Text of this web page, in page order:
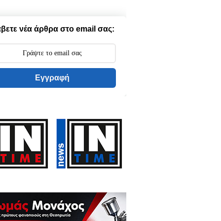
νέα άρθρα στο email σας:
Εγγραφή